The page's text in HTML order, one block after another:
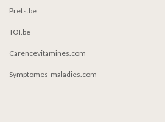
Prets.be
TOI.be
Carencevitamines.com
Symptomes-maladies.com